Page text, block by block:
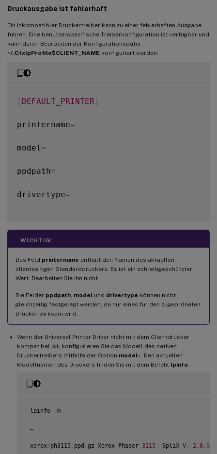
Druckausgabe ist fehlerhaft
Ein inkompatibler Druckertreiber kann zu einer fehlerhaften Ausgabe
führen. Eine benutzerspezifische Treiberkonfiguration ist verfügbar und
kann durch Bearbeiten der Konfigurationsdatei
~/.CtxlpProfile$CLIENT_NAME konfiguriert werden:
[ DEFAULT_PRINTER ]
printername=
model =
ppdpath=
drivertype=
WICHTIG:
Das Feld printername enthält den Namen des aktuellen
clientseitigen Standarddruckers. Es ist ein schreibgeschützter
Wert. Bearbeiten Sie ihn nicht.
Die Felder ppdpath model und drivertype können nicht
gleichzeitig festgelegt werden, da nur eines für den zugeordneten
Drucker wirksam wird.
Wenn der Universal Printer Driver nicht mit dem Clientdrucker
kompatibel ist, konfigurieren Sie das Modell des nativen
Druckertreibers mithilfe der Option model=. Den aktuellen
Modellnamen des Druckers finden Sie mit dem Befehl lpinfo:
lpinfo –m
…
xerox/ph3115 . ppd . gz Xerox Phaser 3115 , SpliX V . 2.0 .0